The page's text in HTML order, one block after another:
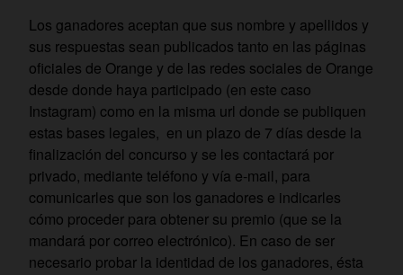
Los ganadores aceptan que sus nombre y apellidos y
sus respuestas sean publicados tanto en las páginas
oficiales de Orange y de las redes sociales de Orange
desde donde haya participado (en este caso
Instagram) como en la misma url donde se publiquen
estas bases legales, en un plazo de 7 días desde la
finalización del concurso y se les contactará por
privado, mediante teléfono y vía e-mail, para
comunicarles que son los ganadores e indicarles
cómo proceder para obtener su premio (que se la
mandará por correo electrónico). En caso de ser
necesario probar la identidad de los ganadores, ésta